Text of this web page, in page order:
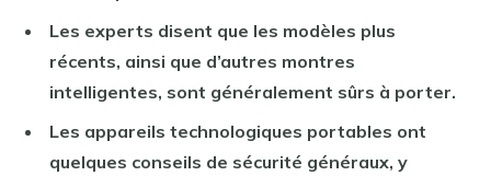
Les experts disent que les modèles plus
récents, ainsi que d’autres montres
intelligentes, sont généralement sûrs à porter.
Les appareils technologiques portables ont
quelques conseils de sécurité généraux, y